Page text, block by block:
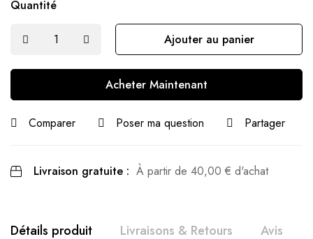
Quantité
Ajouter au panier
Acheter Maintenant
Comparer Poser ma question Partager
Livraison gratuite : À partir de 40,00 € d'achat
Détails produit Livraisons & Retours Avis